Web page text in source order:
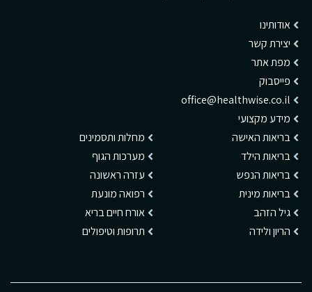
אודותינו
יצירת קשר
מפת אתר
פייסבוק
office@healthwise.co.il
מידע מקצועי
בריאות האישה
בריאות הילד
בריאות הנפש
בריאות מינית
גיל הזהב
הריון ולידה
מחלות ותסמינים
מערכות הגוף
עזרה ראשונה
רפואה מונעת
אורח חיים בריא
תרופות וטיפולים